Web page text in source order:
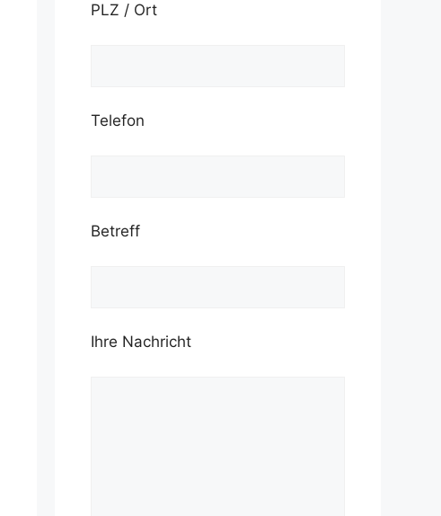
PLZ / Ort
Telefon
Betreff
Ihre Nachricht